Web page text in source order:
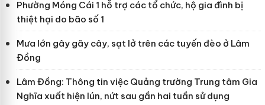
Phường Móng Cái 1 hỗ trợ các tổ chức, hộ gia đình bị
thiệt hại do bão số 1
Mưa lớn gây gãy cây, sạt lở trên các tuyến đèo ở Lâm
Đồng
Lâm Đồng: Thông tin việc Quảng trường Trung tâm Gia
Nghĩa xuất hiện lún, nứt sau gần hai tuần sử dụng